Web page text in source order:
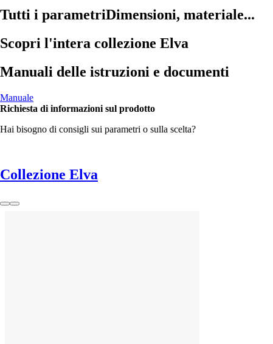
Tutti i parametriDimensioni, materiale...
Scopri l'intera collezione Elva
Manuali delle istruzioni e documenti
Manuale
Richiesta di informazioni sul prodotto
Hai bisogno di consigli sui parametri o sulla scelta?
Collezione Elva